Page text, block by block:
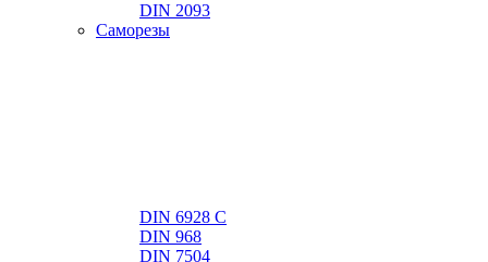
DIN 2093
Саморезы
DIN 6928 C
DIN 968
DIN 7504